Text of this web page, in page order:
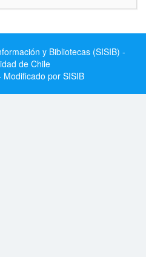
y Bibliotecas (SISIB) -
de Chile
por SISIB